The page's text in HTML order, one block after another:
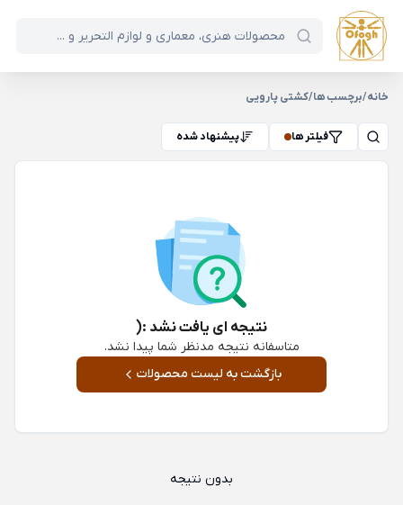
خانه/برچسب ها/کشتی پارویی
فیلتر ها پیشنهاد شده
نتیجه ای یافت نشد :(
متاسفانه نتیجه مدنظر شما پیدا نشد.
بازگشت به لیست محصولات
بدون نتیجه